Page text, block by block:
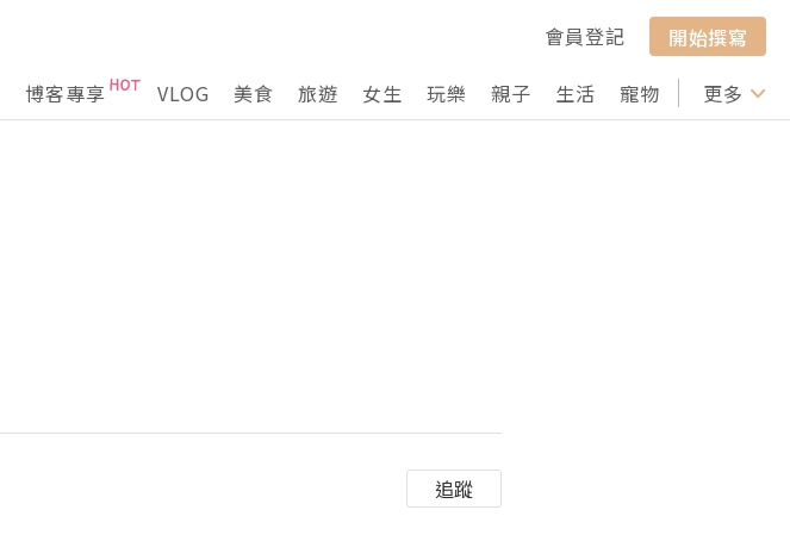
會員登記
開始撰寫
博客專享 VLOG 美食 旅遊 女生 玩樂 親子 生活 寵物 行山 打卡
更多
追蹤